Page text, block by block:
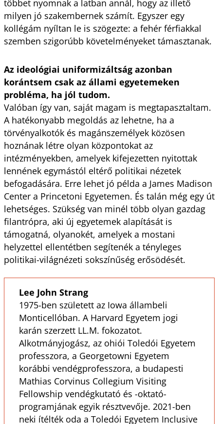
többet nyomnak a latban annál, hogy az illető
milyen jó szakembernek számít. Egyszer egy
kollégám nyíltan le is szögezte: a fehér férfiakkal
szemben szigorúbb követelményeket támasztanak.
Az ideológiai uniformizáltság azonban
korántsem csak az állami egyetemeken
probléma, ha jól tudom.
Valóban így van, saját magam is megtapasztaltam.
A hatékonyabb megoldás az lehetne, ha a
törvényalkotók és magán­személyek közösen
hoznának létre olyan központokat az
intézményekben, amelyek kifejezetten nyitottak
lennének egymástól eltérő politikai nézetek
befogadására. Erre lehet jó példa a James Madison
Center a Princetoni Egyetemen. És talán még egy út
lehetséges. Szükség van minél több olyan gazdag
filantrópra, aki új egyetemek alapítását is
támogatná, olyanokét, amelyek a mostani
helyzettel ellentétben segítenék a tényleges
politikai-világnézeti sokszínűség erősödését.
Lee John Strang
1975-ben született az Iowa állambeli
Monticellóban. A Harvard Egyetem jogi
karán szerzett LL.M. fokozatot.
Alkotmányjogász, az ohiói Toledói Egyetem
professzora, a Georgetowni Egyetem
korábbi vendégprofesszora, a budapesti
Mathias Corvinus Collegium Visiting
Fellowship vendégkutató és -oktató-
programjának egyik résztvevője. 2021-ben
neki ítélték oda a Toledói Egyetem Inclusive